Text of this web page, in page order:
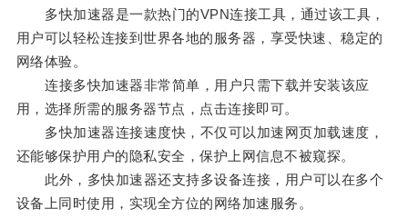
多快加速器是一款热门的VPN连接工具，通过该工具，
用户可以轻松连接到世界各地的服务器，享受快速、稳定的
网络体验。
连接多快加速器非常简单，用户只需下载并安装该应
用，选择所需的服务器节点，点击连接即可。
多快加速器连接速度快，不仅可以加速网页加载速度，
还能够保护用户的隐私安全，保护上网信息不被窥探。
此外，多快加速器还支持多设备连接，用户可以在多个
设备上同时使用，实现全方位的网络加速服务。